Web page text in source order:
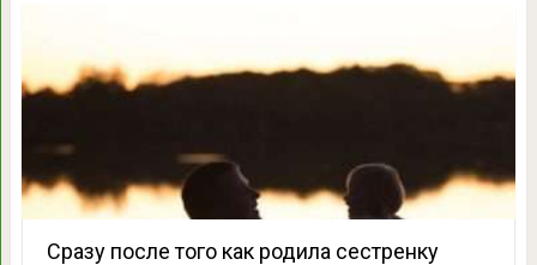
Сразу после того как родила сестренку